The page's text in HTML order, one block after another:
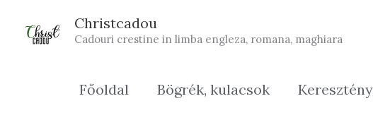
Christcadou
Cadouri crestine in limba engleza, romana, maghiara
Főoldal Bögrék, kulacsok